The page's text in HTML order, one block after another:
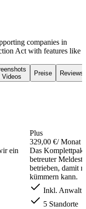
companies in
Act with features like
Videos
Preise Reviews
ein
Plus
329,00 €/ Monat
Das
betreuter
betrieben, damit
kümmern kann.
Inkl. Anwalt
5 Standorte